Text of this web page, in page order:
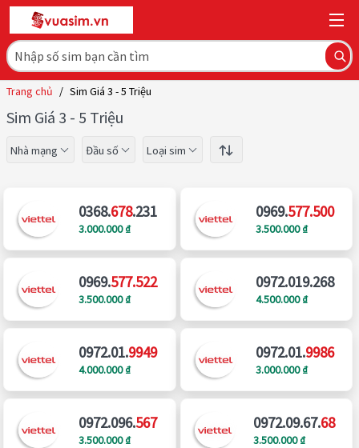
Trang chủ / Sim Giá 3 - 5 Triệu
Sim Giá 3 - 5 Triệu
Nhà mạng Đầu số Loại sim
0368.678.231
3.000.000 ₫
0969.577.500
3.500.000 ₫
0969.577.522
3.500.000 ₫
0972.019.268
4.500.000 ₫
0972.01.9949
4.000.000 ₫
0972.01.9986
3.000.000 ₫
0972.096.567
3.500.000 ₫
0972.09.67.68
3.500.000 ₫